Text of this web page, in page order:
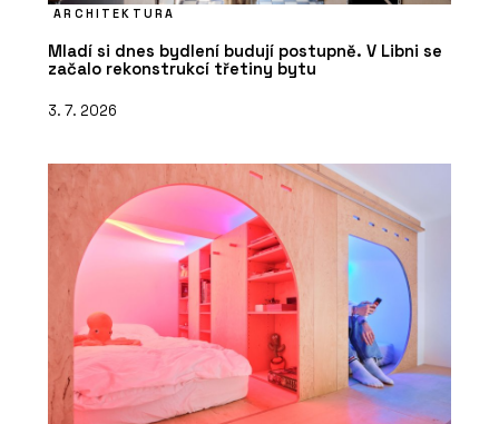
ARCHITEKTURA
Mladí si dnes bydlení budují postupně. V Libni se
začalo rekonstrukcí třetiny bytu
3. 7. 2026